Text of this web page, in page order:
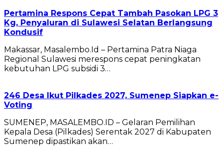
Pertamina Respons Cepat Tambah Pasokan LPG 3
Kg, Penyaluran di Sulawesi Selatan Berlangsung
Kondusif
Makassar, Masalembo.Id – Pertamina Patra Niaga
Regional Sulawesi merespons cepat peningkatan
kebutuhan LPG subsidi 3…
246 Desa Ikut Pilkades 2027, Sumenep Siapkan e-
Voting
SUMENEP, MASALEMBO.ID – Gelaran Pemilihan
Kepala Desa (Pilkades) Serentak 2027 di Kabupaten
Sumenep dipastikan akan…